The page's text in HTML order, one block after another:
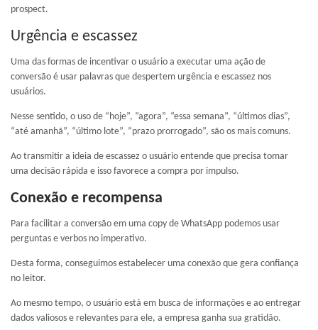
prospect.
Urgência e escassez
Uma das formas de incentivar o usuário a executar uma ação de
conversão é usar palavras que despertem urgência e escassez nos
usuários.
Nesse sentido, o uso de “hoje”, ”agora”, “essa semana”, “últimos dias”,
“até amanhã”, “último lote”, “prazo prorrogado”, são os mais comuns.
Ao transmitir a ideia de escassez o usuário entende que precisa tomar
uma decisão rápida e isso favorece a compra por impulso.
Conexão e recompensa
Para facilitar a conversão em uma copy de WhatsApp podemos usar
perguntas e verbos no imperativo.
Desta forma, conseguimos estabelecer uma conexão que gera confiança
no leitor.
Ao mesmo tempo, o usuário está em busca de informações e ao entregar
dados valiosos e relevantes para ele, a empresa ganha sua gratidão.